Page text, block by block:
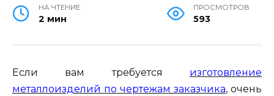
НА ЧТЕНИЕ
2 мин
ПРОСМОТРОВ
593
Если вам требуется изготовление
металлоизделий по чертежам заказчика, очень